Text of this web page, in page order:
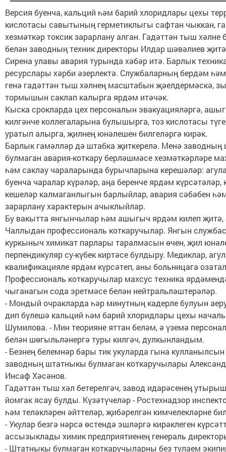
Версия буенча, кальций һәм барий хлоридлары цехы
кислотасы савытының герметиклыгы сафтан чыккан,
хезмәткәр токсик зарарлану алган. Гадәттән тыш хәлне
белән заводның техник директоры Илдар шәвәлиев
Сирена улавы авария турында хәбәр итә. Барлык
ресурслары хәрби әзерлектә. Службаларның бердәм
генә гадәттән тыш хәлнең масштабын җәелдермәскә,
тормышын саклап калырга ярдәм итәчәк.
Кыска срокларда цех персоналын эвакуацияләргә,
килгәнче коллегаларына булышырга, тоз кислотасы
уратып алырга, җилнең юнәлешен билгеләргә кирәк.
Барлык гамәлләр дә штабка җиткерелә. Менә
булмаган авария-коткару берләшмәсе хезмәткәрләре
һәм саклау чараларында бурычларына керешәләр:
буенча чаралар күрәләр, аңа беренче ярдәм
кешеләр калмаганлыгын барлыйлар, авария сәбәбен
зарарлану характерын ачыклыйлар.
Бу вакытта янгынчылар һәм ашыгыч ярдәм килеп җитә,
Чаллыдан профессиональ коткаручылар. Янгын
куркыныч химикат парлары таралмасын өчен, җил
перпендикуляр су-күбек киртәсе булдыру. Медиклар,
квалификацияле ярдәм күрсәтеп, аны больницага
Профессиональ коткаручылар махсус техника
чыганагын сода эретмәсе белән нейтральләштерәләр.
- Мондый очракларда һәр минутның кадерле булуын
дип бүлешә кальций һәм барий хлоридлары цехы
Шумилова. - Мин теорияне яттан беләм, ә үземә
белән шөгыльләнергә туры килгәч, дулкынландым.
- Безнең белемнәр бары тик укуларда гына кулланылсын
заводның штатныкы булмаган коткаручылары
Инсаф Хәсәнов.
Гадәттән тыш хәл бетерелгәч, завод идарәсенең
йомгак ясау булды. Күзәтүчеләр - Ростехнадзор
һәм теләкләрен әйттеләр, җибәрелгән кимчелекләрне
- Укулар безгә нәрсә өстендә эшләргә кирәклеген
ассызыклады химик предприятиенең генераль
- Штатныкы булмаган коткаручыларны без тулаем